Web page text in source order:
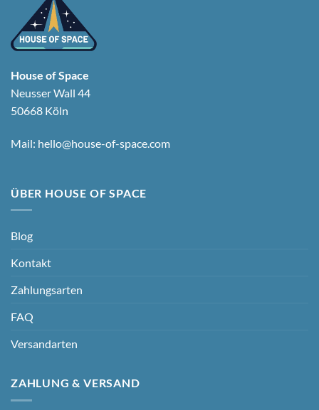
House of Space
Neusser Wall 44
50668 Köln
Mail: hello@house-of-space.com
ÜBER HOUSE OF SPACE
Blog
Kontakt
Zahlungsarten
FAQ
Versandarten
ZAHLUNG & VERSAND